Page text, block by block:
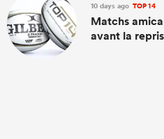
10 days ago TOP 14
Matchs
avant la